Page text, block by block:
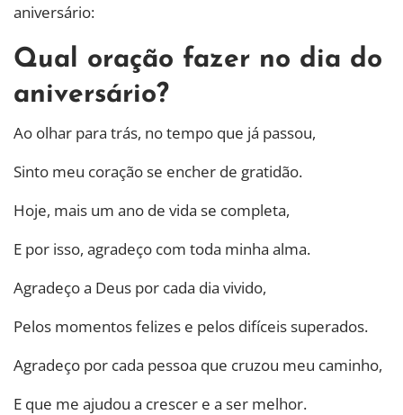
aniversário:
Qual oração fazer no dia do
aniversário?
Ao olhar para trás, no tempo que já passou,
Sinto meu coração se encher de gratidão.
Hoje, mais um ano de vida se completa,
E por isso, agradeço com toda minha alma.
Agradeço a Deus por cada dia vivido,
Pelos momentos felizes e pelos difíceis superados.
Agradeço por cada pessoa que cruzou meu caminho,
E que me ajudou a crescer e a ser melhor.